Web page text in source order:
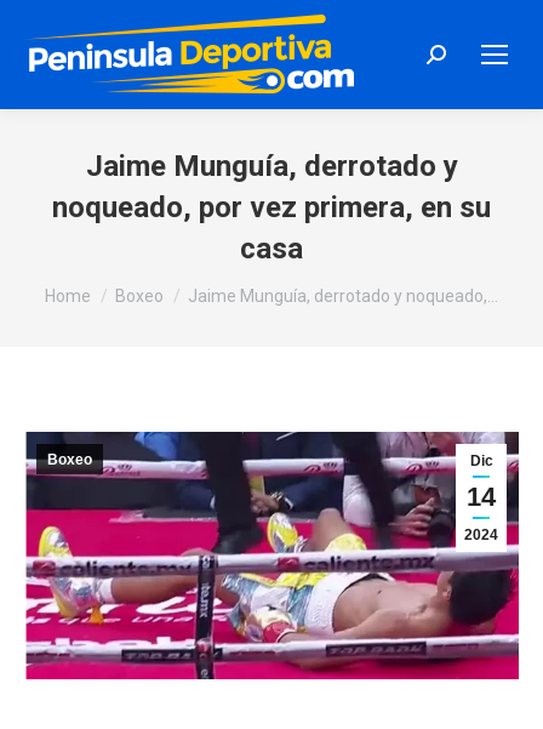
Search:
Jaime Munguía, derrotado y
noqueado, por vez primera, en su
casa
You are here:
Home Boxeo Jaime Munguía, derrotado y noqueado,…
Dic
14
2024
Boxeo